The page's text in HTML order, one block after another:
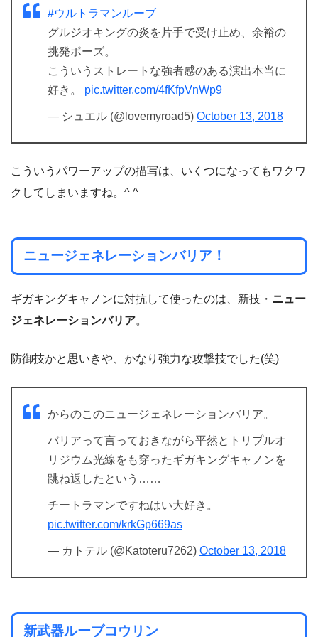
#ウルトラマンルーブ
グルジオキングの炎を片手で受け止め、余裕の
挑発ポーズ。
こういうストレートな強者感のある演出本当に
好き。 pic.twitter.com/4fKfpVnWp9
— シュエル (@lovemyroad5) October 13, 2018
こういうパワーアップの描写は、いくつになってもワクワ
クしてしまいますね。^ ^
ニュージェネレーションバリア！
ギガキングキャノンに対抗して使ったのは、新技・ ニュー
ジェネレーションバリア。
防御技かと思いきや、かなり強力な攻撃技でした(笑)
からのこのニュージェネレーションバリア。
バリアって言っておきながら平然とトリプルオ
リジウム光線をも穿ったギガキングキャノンを
跳ね返したという……
チートラマンですねはい大好き。
pic.twitter.com/krkGp669as
— カトテル (@Katoteru7262) October 13, 2018
新武器ルーブコウリン